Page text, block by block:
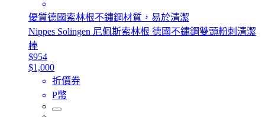
優質德國索林根不鏽鋼材質，易於清潔
Nippes Solingen 尼佩斯索林根 德國不鏽鋼雙頭粉刺清潔
棒
$954
$1,000
折價券
P幣